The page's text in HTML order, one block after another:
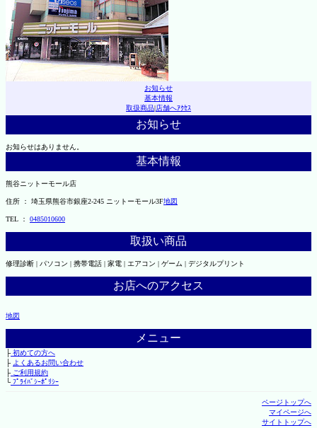
お知らせ
基本情報
取扱商品|店舗へｱｸｾｽ
お知らせ
お知らせはありません。
基本情報
熊谷ニットーモール店
住所 ： 埼玉県熊谷市銀座2-245 ニットーモール3F地図
TEL ： 0485010600
取扱い商品
修理診断 | パソコン | 携帯電話 | 家電 | エアコン | ゲーム | デジタルプリント
お店へのアクセス
地図
メニュー
├初めての方へ
├ よくあるお問い合わせ
├ご利用規約
└ﾌﾟﾗｲﾊﾞｼｰﾎﾟﾘｼｰ
ページトップへ
マイページへ
サイトトップへ